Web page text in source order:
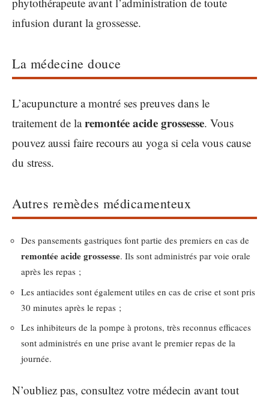
infusion durant la grossesse.
La médecine douce
L’acupuncture a montré ses preuves dans le
traitement de laremontée acide grossesse. Vous
pouvez aussi faire recours au yoga si cela vous cause
du stress.
Autres remèdes médicamenteux
Des pansements gastriques font partie des premiers en cas de
remontée acide grossesse. Ils sont administrés par voie orale
après les repas ;
Les antiacides sont également utiles en cas de crise et sont pris
30 minutes après le repas ;
Les inhibiteurs de la pompe à protons, très reconnus efficaces
sont administrés en une prise avant le premier repas de la
journée.
N’oubliez pas, consultez votre médecin avant tout